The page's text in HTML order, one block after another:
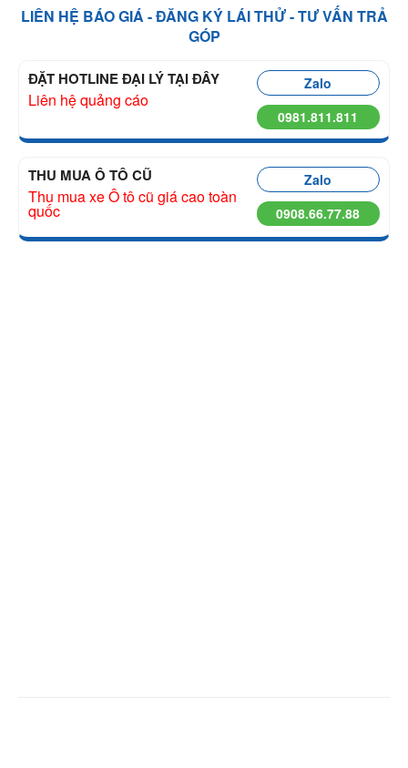
LIÊN HỆ BÁO GIÁ - ĐĂNG KÝ LÁI THỬ - TƯ VẤN TRẢ
GÓP
ĐẶT HOTLINE ĐẠI LÝ TẠI ĐÂY
Liên hệ quảng cáo
Zalo
0981.811.811
THU MUA Ô TÔ CŨ
Thu mua xe Ô tô cũ giá cao toàn
quốc
Zalo
0908.66.77.88